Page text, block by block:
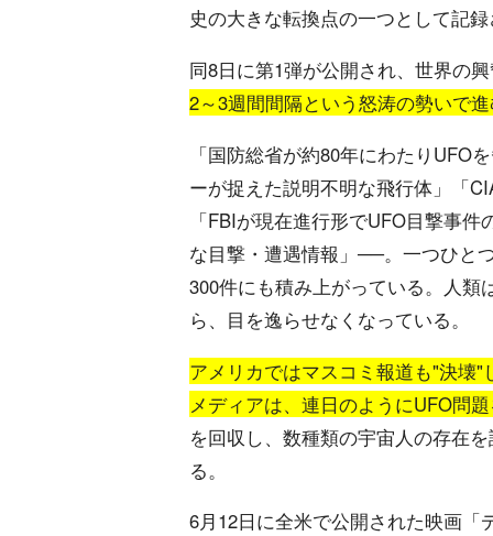
史の大きな転換点の一つとして記
同8日に第1弾が公開され、世界の
2～3週間間隔という怒涛の勢いで
「国防総省が約80年にわたりUFO
ーが捉えた説明不明な飛行体」「
「FBIが現在進行形でUFO目撃事
な目撃・遭遇情報」──。一つひと
300件にも積み上がっている。人
ら、目を逸らせなくなっている。
アメリカではマスコミ報道も"決壊
メディアは、連日のようにUFO問
を回収し、数種類の宇宙人の存在
る。
6月12日に全米で公開された映画